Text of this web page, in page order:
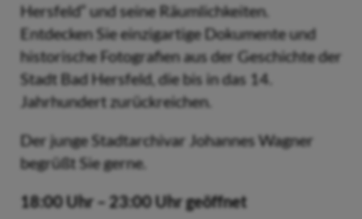
Hersfeld“ und seine Räumlichkeiten.
Entdecken Sie einzigartige Dokumente und
historische Fotografien aus der Geschichte der
Stadt Bad Hersfeld, die bis in das 14.
Jahrhundert zurückreichen.
Der junge Stadtarchivar Johannes Wagner
begrüßt Sie gerne.
18:00 Uhr – 23:00 Uhr geöffnet